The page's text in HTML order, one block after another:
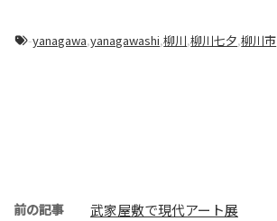
-yanagawa,yanagawashi,柳川,柳川七夕,柳川市
前の記事 武家屋敷で現代アート展